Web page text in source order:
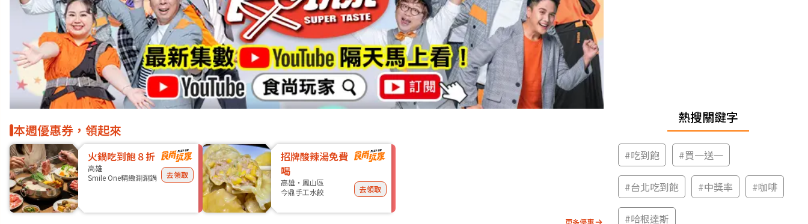
本週優惠券，領起來
火鍋吃到飽８折
高雄
Smile One精緻涮涮鍋
去領取
招牌酸辣湯免費
喝
高雄・鳳山區
今鼎手工水餃
去領取
更多優惠
熱搜關鍵字
#吃到飽 #買一送一
#台北吃到飽 #中獎率 #咖啡
#哈根達斯